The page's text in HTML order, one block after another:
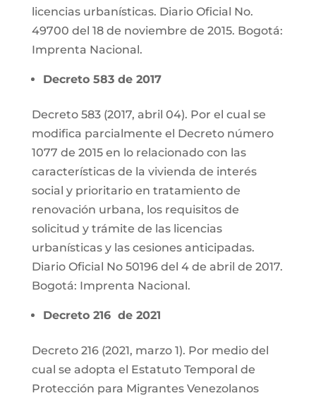
licencias urbanísticas. Diario Oficial No.
49700 del 18 de noviembre de 2015. Bogotá:
Imprenta Nacional.
Decreto 583 de 2017
Decreto 583 (2017, abril 04). Por el cual se
modifica parcialmente el Decreto número
1077 de 2015 en lo relacionado con las
características de la vivienda de interés
social y prioritario en tratamiento de
renovación urbana, los requisitos de
solicitud y trámite de las licencias
urbanísticas y las cesiones anticipadas.
Diario Oficial No 50196 del 4 de abril de 2017.
Bogotá: Imprenta Nacional.
Decreto 216 de 2021
Decreto 216 (2021, marzo 1). Por medio del
cual se adopta el Estatuto Temporal de
Protección para Migrantes Venezolanos